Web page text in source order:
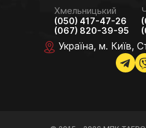
Хмельницький
(050) 417-47-26
(067) 820-39-95
Україна, м. Київ,